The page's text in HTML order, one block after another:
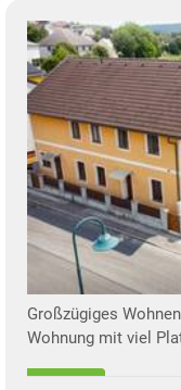
Großzügiges
Wohnung mit viel